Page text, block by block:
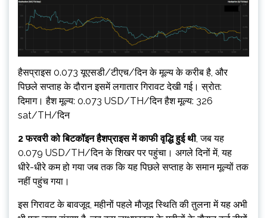
हैसप्राइस 0.073 यूएसडी/टीएच/दिन के मूल्य के करीब है, और
पिछले सप्ताह के दौरान इसमें लगातार गिरावट देखी गई। स्रोत:
दिमाग। हैश मूल्य: 0.073 USD/TH/दिन हैश मूल्य: 326
sat/TH/दिन
2 फरवरी को बिटकॉइन हैशप्राइस में काफी वृद्धि हुई थी, जब यह
0.079 USD/TH/दिन के शिखर पर पहुंचा। अगले दिनों में, यह
धीरे-धीरे कम हो गया जब तक कि यह पिछले सप्ताह के समान मूल्यों तक
नहीं पहुंच गया।
इस गिरावट के बावजूद, महीनों पहले मौजूद स्थिति की तुलना में यह अभी